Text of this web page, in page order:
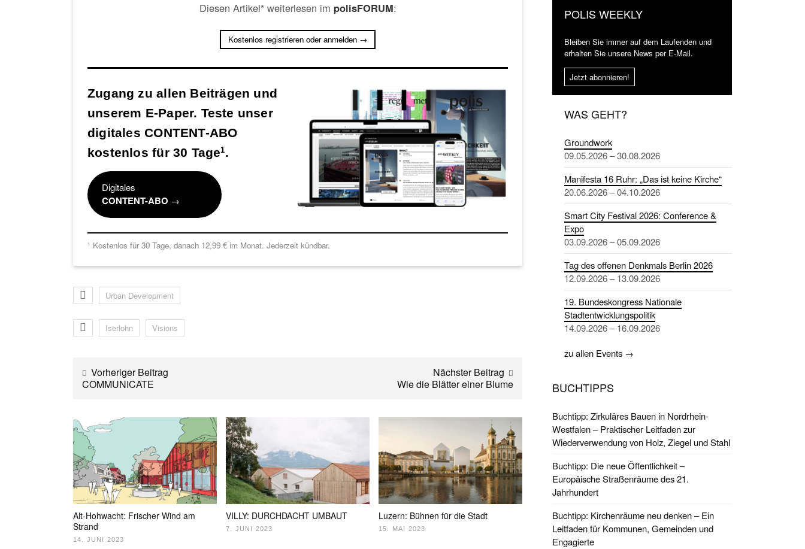
Diesen Artikel* weiterlesen im polisFORUM:
Kostenlos registrieren oder anmelden →
Zugang zu allen Beiträgen und
unserem E-Paper. Teste unser
digitales CONTENT-ABO
kostenlos für 30 Tage1.
Digitales
CONTENT-ABO →
1 Kostenlos für 30 Tage, danach 12,99 € im Monat. Jederzeit kündbar.
Urban Development
Iserlohn Visions
Vorheriger Beitrag
COMMUNICATE
Nächster Beitrag
Wie die Blätter einer Blume
Alt-Hohwacht: Frischer Wind am
Strand
14. JUNI 2023
VILLY: DURCHDACHT UMBAUT
7. JUNI 2023
Luzern: Bühnen für die Stadt
15. MAI 2023
POLIS WEEKLY
Bleiben Sie immer auf dem Laufenden und
erhalten Sie unsere News per E-Mail.
Jetzt abonnieren!
WAS GEHT?
Groundwork
09.05.2026 – 30.08.2026
Manifesta 16 Ruhr: „Das ist keine Kirche“
20.06.2026 – 04.10.2026
Smart City Festival 2026: Conference &
Expo
03.09.2026 – 05.09.2026
Tag des offenen Denkmals Berlin 2026
12.09.2026 – 13.09.2026
19. Bundeskongress Nationale
Stadtentwicklungspolitik
14.09.2026 – 16.09.2026
zu allen Events →
BUCHTIPPS
Buchtipp: Zirkuläres Bauen in Nordrhein-
Westfalen – Praktischer Leitfaden zur
Wiederverwendung von Holz, Ziegel und Stahl
Buchtipp: Die neue Öffentlichkeit –
Europäische Straßenräume des 21.
Jahrhundert
Buchtipp: Kirchenräume neu denken – Ein
Leitfaden für Kommunen, Gemeinden und
Engagierte